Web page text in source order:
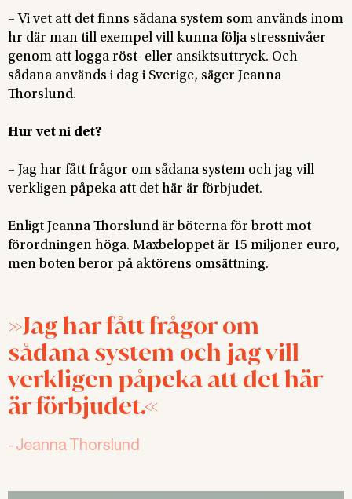
– Vi vet att det finns sådana system som används inom
hr där man till exempel vill kunna följa stressnivåer
genom att logga röst- eller ansiktsuttryck. Och
sådana används i dag i Sverige, säger Jeanna
Thorslund.
Hur vet ni det?
– Jag har fått frågor om sådana system och jag vill
verkligen påpeka att det här är förbjudet.
Enligt Jeanna Thorslund är böterna för brott mot
förordningen höga. Maxbeloppet är 15 miljoner euro,
men boten beror på aktörens omsättning.
Jag har fått frågor om
sådana system och jag vill
verkligen påpeka att det här
är förbjudet.
- Jeanna Thorslund